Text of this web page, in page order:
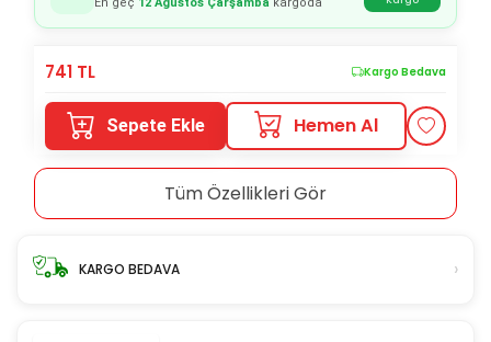
En geç 12 Ağustos Çarşamba kargoda
741 TL Kargo Bedava
Sepete Ekle Hemen Al
Tüm Özellikleri Gör
KARGO BEDAVA ›